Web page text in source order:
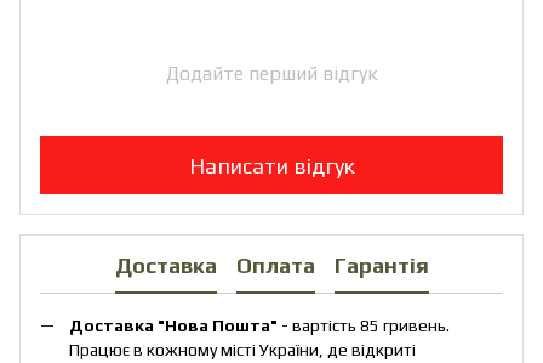
Додайте перший відгук
Написати відгук
Доставка Оплата Гарантія
Доставка "Нова Пошта" - вартість 85 гривень.
Працює в кожному місті України, де відкриті